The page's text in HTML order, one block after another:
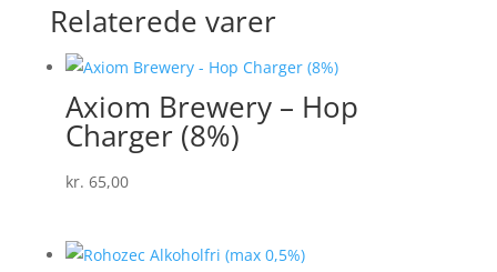
Relaterede varer
Axiom Brewery – Hop
Charger (8%)
kr. 65,00